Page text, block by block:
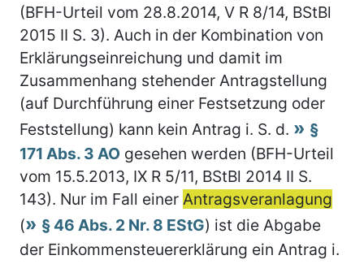
(BFH-Urteil vom 28.8.2014, V R 8/14, BStBl
2015 II S. 3). Auch in der Kombination von
Erklärungseinreichung und damit im
Zusammenhang stehender Antragstellung
(auf Durchführung einer Festsetzung oder
Feststellung) kann kein Antrag i. S. d.
§
171 Abs. 3 AO gesehen werden (BFH-Urteil
vom 15.5.2013, IX R 5/11, BStBl 2014 II S.
143). Nur im Fall einer Antragsveranlagung
(
§ 46 Abs. 2 Nr. 8 EStG) ist die Abgabe
der Einkommensteuererklärung ein Antrag i.